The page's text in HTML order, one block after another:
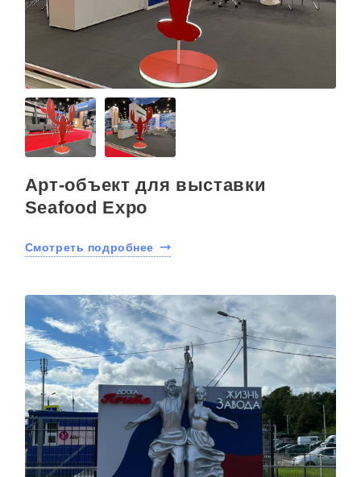
Арт-объект для выставки
Seafood Expo
Смотреть подробнее